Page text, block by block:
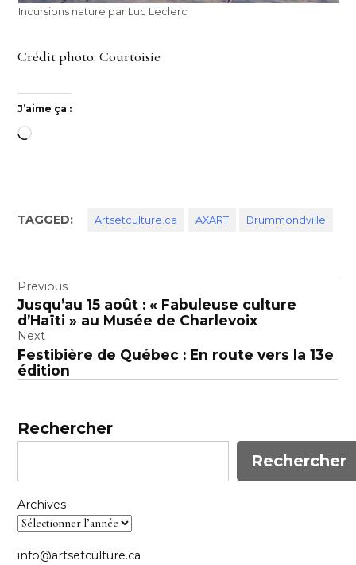
Incursions nature par Luc Leclerc
Crédit photo: Courtoisie
J’aime ça :
Chargement…
TAGGED: Artsetculture.ca AXART Drummondville
Navigation
de
l’article
Previous
Jusqu’au 15 août : « Fabuleuse culture
d’Haïti » au Musée de Charlevoix
Next
Festibière de Québec : En route vers la 13e
édition
Rechercher
Rechercher
Archives
info@artsetculture.ca